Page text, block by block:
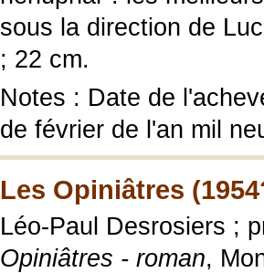
sous la direction de
; 22 cm.
Notes : Date de
de février de l'an mil
Les Opiniâtres
Léo-Paul Desrosiers ;
Opiniâtres - roman,